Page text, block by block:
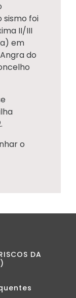
sismo foi
II/III
em
do
o
DA